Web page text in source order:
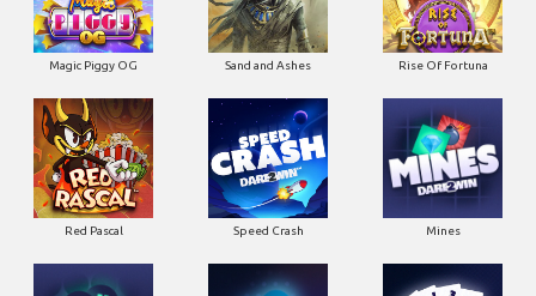
Magic Piggy OG Sand and Ashes Rise Of Fortuna
Red Pascal Speed Crash Mines